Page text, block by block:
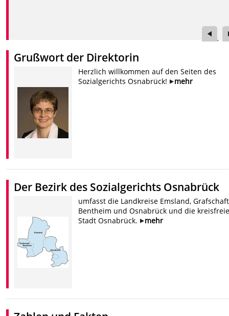
Grußwort der Direktorin
Herzlich willkommen auf den Seiten des
Sozialgerichts Osnabrück!
mehr
Der Bezirk des Sozialgerichts Osnabrück
umfasst die Landkreise Emsland, Grafschaft
Bentheim und Osnabrück und die kreisfreie
Stadt Osnabrück.
mehr